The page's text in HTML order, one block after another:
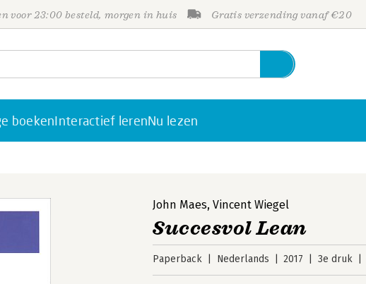
voor 23:00 besteld, morgen in huis Gratis verzending vanaf €20
boekenInteractief lerenNu lezen
John Maes, Vincent Wiegel
Succesvol Lean
Paperback Nederlands 2017 3e druk
Personen